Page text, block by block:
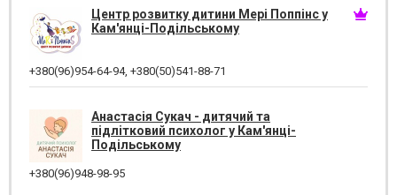
Центр розвитку дитини Мері Поппінс у
Кам'янці-Подільському
+380(96)954-64-94, +380(50)541-88-71
Анастасія Сукач - дитячий та
підлітковий психолог у Кам'янці-
Подільському
+380(96)948-98-95